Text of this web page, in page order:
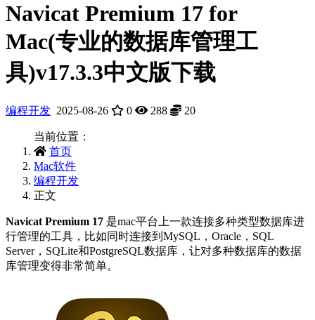
Navicat Premium 17 for
Mac(专业的数据库管理工
具)v17.3.3中文版下载
编程开发 2025-08-26 0 288 20
当前位置：
首页
Mac软件
编程开发
正文
Navicat Premium 17 是mac平台上一款连接多种类型数据库进
行管理的工具，比如同时连接到MySQL，Oracle，SQL
Server，SQLite和PostgreSQL数据库，让对多种数据库的数据
库管理变得非常简单。